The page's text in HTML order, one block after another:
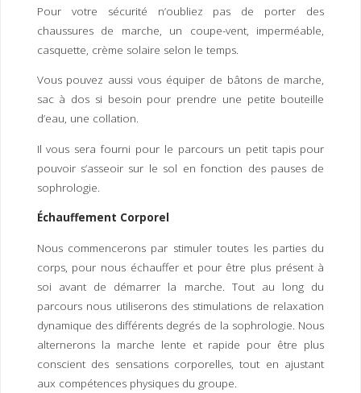
Pour votre sécurité n’oubliez pas de porter des
chaussures de marche, un coupe-vent, imperméable,
casquette, crème solaire selon le temps.
Vous pouvez aussi vous équiper de bâtons de marche,
sac à dos si besoin pour prendre une petite bouteille
d’eau, une collation.
Il vous sera fourni pour le parcours un petit tapis pour
pouvoir s’asseoir sur le sol en fonction des pauses de
sophrologie.
Échauffement Corporel
Nous commencerons par stimuler toutes les parties du
corps, pour nous échauffer et pour être plus présent à
soi avant de démarrer la marche. Tout au long du
parcours nous utiliserons des stimulations de relaxation
dynamique des différents degrés de la sophrologie. Nous
alternerons la marche lente et rapide pour être plus
conscient des sensations corporelles, tout en ajustant
aux compétences physiques du groupe.